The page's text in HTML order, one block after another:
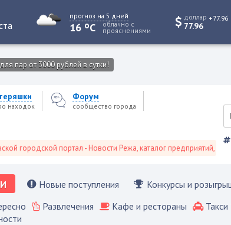
прогноз на 5 дней
16 oC облачно с
прояснениями
доллар
77.96
+77.96
пар от 3000 рублей в сутки!
находок
Форум
сообщество города
портал - Новости Режа, каталог предприятий,
Новые поступления Конкурсы и
Развлечения Кафе и рестораны Такси